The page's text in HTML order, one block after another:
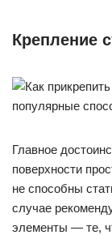
Крепление
Главное
поверхности
не способны
случае
элементы — те,